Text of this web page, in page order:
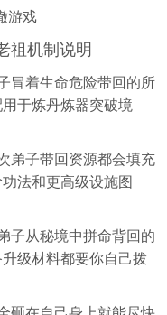
祖机制说明
冒着生命危险带回的所
于炼丹炼器突破境
弟子带回资源都会填充
法和更高级设施图
子从秘境中拼命背回的
级材料都要你自己拨